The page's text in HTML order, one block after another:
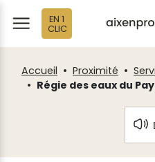
EN 1
CLIC
Accueil Proximité
Régie des eaux du
Fenêtre
de
chat
Panneau de gestion des